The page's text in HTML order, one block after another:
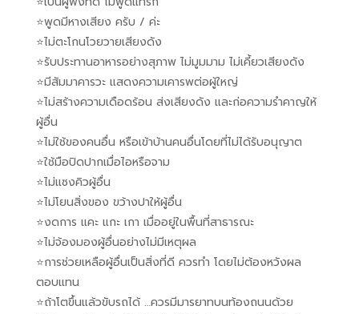
⭐️พูดมีหางเสียง ครับ / ค่ะ
⭐️ไม่ตะโกนโวยวายเสียงดัง
⭐️รับประทานอาหารอย่างสุภาพ ไม่มูมมาม ไม่เคี้ยวเสียงดัง
⭐️มีสัมมาคารวะ แสดงความเคารพต่อผู้ใหญ่
⭐️ไม่สร้างความเดือดร้อน ส่งเสียงดัง และก่อความรำคาญให้
ผู้อื่น
⭐️ไม่ใช้ของคนอื่น หรือเข้าบ้านคนอื่นโดยที่ไม่ได้รับอนุญาต
⭐️ใช้มือปิดปากเมื่อไอหรือจาม
⭐️ไม่แซงคิวผู้อื่น
⭐️ไม่โยนสิ่งของ ขว้างปาให้ผู้อื่น
⭐️งดการ แคะ แกะ เกา เมื่ออยู่ในพื้นที่สาธารณะ
⭐️ไม่จ้องมองผู้อื่นอย่างไม่มีเหตุผล
⭐️การช่วยเหลือผู้อื่นเป็นสิ่งที่ดี ควรทำ โดยไม่ต้องหวังผล
ตอบแทน
⭐️ถ้าโตขึ้นแล้วขับรถได้ …ควรมีมารยาทบนท้องถนนด้วย